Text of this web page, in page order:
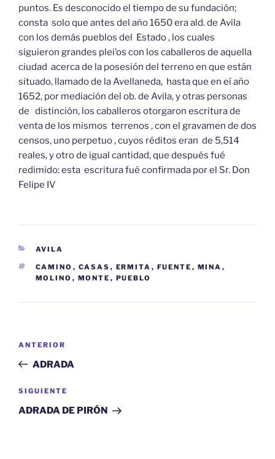
puntos. Es desconocido el tiempo de su fundación;
consta solo que antes del año 1650 era ald. de Avila
con los demás pueblos del Estado , los cuales
siguieron grandes plei’os con los caballeros de aquella
ciudad acerca de la posesión del terreno en que están
situado, llamado de la Avellaneda, hasta que en eí año
1652, por mediación del ob. de Avila, y otras personas
de distinción, los caballeros otorgaron escritura de
venta de los mismos terrenos , con el gravamen de dos
censos, uno perpetuo , cuyos réditos eran de 5,514
reales, y otro de igual cantidad, que después fué
redimido: esta escritura fué confirmada por el Sr. Don
Felipe IV
CATEGORÍAS
AVILA
ETIQUETAS
CAMINO , CASAS , ERMITA , FUENTE , MINA ,
MOLINO , MONTE , PUEBLO
entradas
Entrada
anterior:
ANTERIOR
ADRADA
Siguiente
entrada
SIGUIENTE
ADRADA DE PIRÓN